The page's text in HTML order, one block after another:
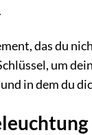
das du
um
in dem du